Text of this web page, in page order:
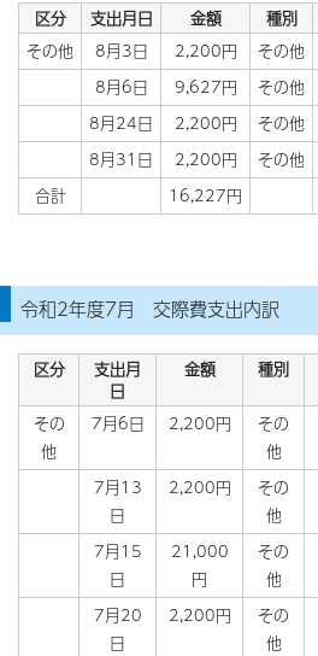
区分 支出月日 金額 種別
その他
8月3日 2,200円 その他
8月6日
9,627円 その他
8月24日
2,200円 その他
8月31日
2,200円 その他
合計
16,227円
令和2年度7月 交際費支出内訳
区分
支出月
日
金額 種別
その
他
7月6日 2,200円
その
他
7月13
日
2,200円
その
他
7月15
日
21,000
円
その
他
7月20
日
2,200円
その
他